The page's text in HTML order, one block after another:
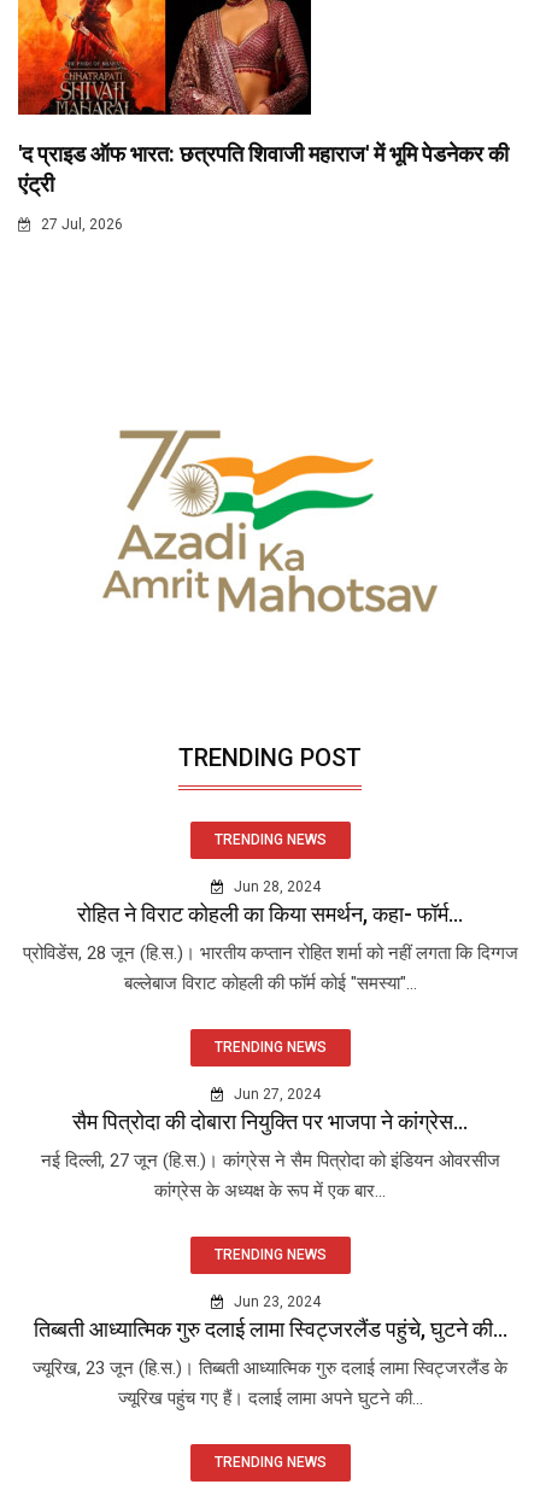
'द प्राइड ऑफ भारत: छत्रपति शिवाजी महाराज' में भूमि पेडनेकर की
एंट्री
27 Jul, 2026
TRENDING POST
TRENDING NEWS
Jun 28, 2024
रोहित ने विराट कोहली का किया समर्थन, कहा- फॉर्म...
प्रोविडेंस, 28 जून (हि.स.)। भारतीय कप्तान रोहित शर्मा को नहीं लगता कि दिग्गज
बल्लेबाज विराट कोहली की फॉर्म कोई "समस्या"...
TRENDING NEWS
Jun 27, 2024
सैम पित्रोदा की दोबारा नियुक्ति पर भाजपा ने कांग्रेस...
नई दिल्ली, 27 जून (हि.स.)। कांग्रेस ने सैम पित्रोदा को इंडियन ओवरसीज
कांग्रेस के अध्यक्ष के रूप में एक बार...
TRENDING NEWS
Jun 23, 2024
तिब्बती आध्यात्मिक गुरु दलाई लामा स्विट्जरलैंड पहुंचे, घुटने की...
ज्यूरिख, 23 जून (हि.स.)। तिब्बती आध्यात्मिक गुरु दलाई लामा स्विट्जरलैंड के
ज्यूरिख पहुंच गए हैं। दलाई लामा अपने घुटने की...
TRENDING NEWS